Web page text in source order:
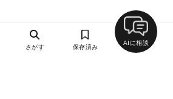
さがす 保存済み
AIに相談